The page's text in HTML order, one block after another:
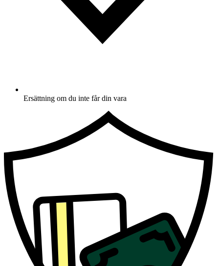
Ersättning om du inte får din vara